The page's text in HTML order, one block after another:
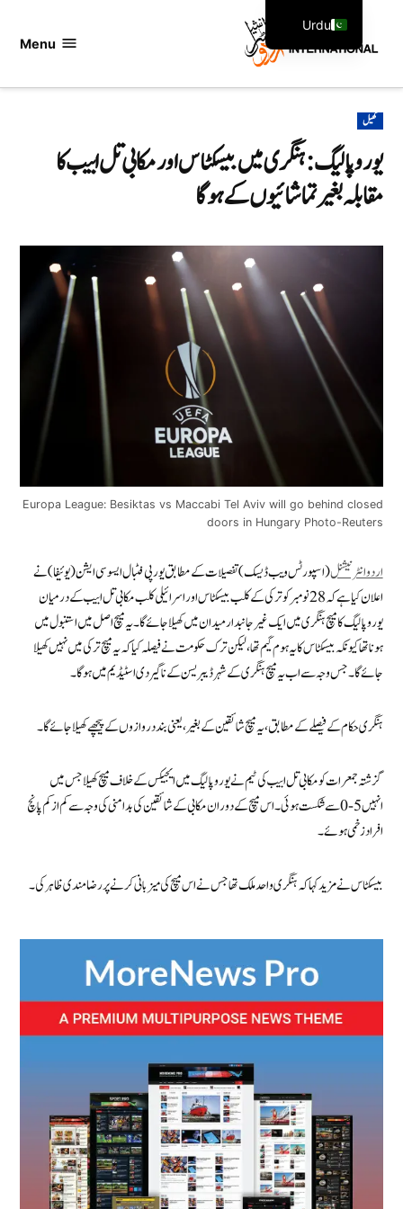
Menu
POSTED
IN
کھیل
یوروپا لیگ: ہنگری میں بیسکٹاس اور مکابی تل ابیب کا
مقابلہ بغیر تماشائیوں کے ہوگا
Europa League: Besiktas vs Maccabi Tel Aviv will go behind closed
doors in Hungary Photo-Reuters
اردو انٹرنیشنل(اسپورٹس ویب ڈیسک) تفصیلات کے مطابق یورپی فٹبال ایسوسی ایشن (یوئیفا) نے
اعلان کیا ہے کہ 28 نومبر کو ترکی کے کلب بیسکٹاس اور اسرائیلی کلب مکابی تل ابیب کے درمیان
یوروپا لیگ کا میچ ہنگری میں ایک غیر جانبدار میدان میں کھیلا جائے گا۔ یہ میچ اصل میں استنبول میں
ہونا تھا کیونکہ بیسکٹاس کا یہ ہوم گیم تھا، لیکن ترک حکومت نے فیصلہ کیا کہ یہ میچ ترکی میں نہیں کھیلا
جائے گا۔ جس وجہ سے اب یہ میچ ہنگری کے شہر ڈیبریسن کے ناگیردی اسٹیڈیم میں ہوگا۔
ہنگری حکام کے فیصلے کے مطابق، یہ میچ شائقین کے بغیر، یعنی بند دروازوں کے پیچھے کھیلا جائے گا۔
گزشتہ جمعرات کو مکابی تل ابیب کی ٹیم نے یوروپا لیگ میں ایجیکس کے خلاف میچ کھیلا جس میں
انہیں 5-0 سے شکست ہوئی۔ اس میچ کے دوران مکابی کے شائقین کی بدامنی کی وجہ سے کم از کم پانچ
افراد زخمی ہوئے۔
بیسکٹاس نے مزید کہا کہ ہنگری واحد ملک تھا جس نے اس میچ کی میزبانی کرنے پر رضامندی ظاہر کی۔
Urdu
English